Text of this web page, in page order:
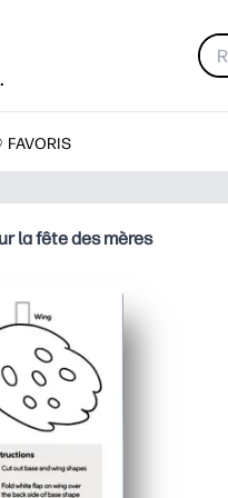
FAVORIS
la fête des mères